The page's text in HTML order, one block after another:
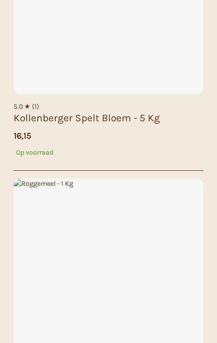
5.0 ★ (1)
Kollenberger Spelt Bloem - 5 Kg
16,15
Op voorraad